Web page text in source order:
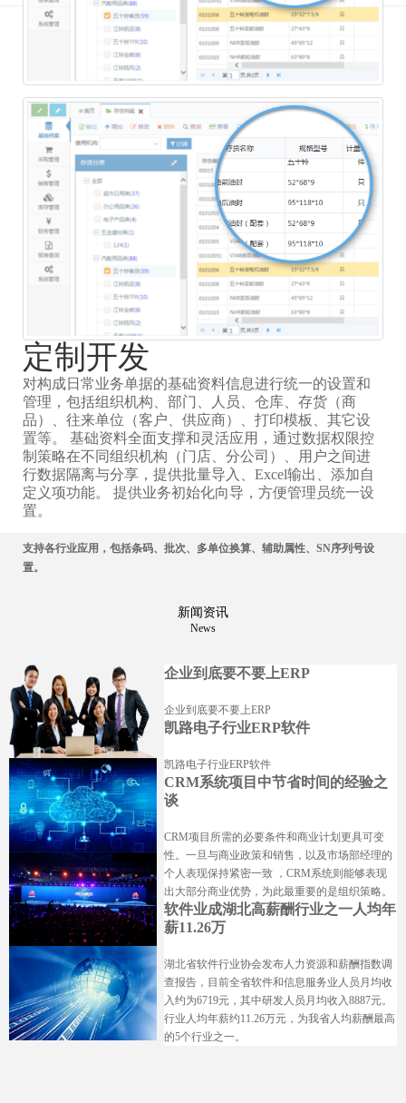
定制开发
对构成日常业务单据的基础资料信息进行统一的设置和
管理，包括组织机构、部门、人员、仓库、存货（商
品）、往来单位（客户、供应商）、打印模板、其它设
置等。 基础资料全面支撑和灵活应用，通过数据权限控
制策略在不同组织机构（门店、分公司）、用户之间进
行数据隔离与分享，提供批量导入、Excel输出、添加自
定义项功能。 提供业务初始化向导，方便管理员统一设
置。
支持各行业应用，包括条码、批次、多单位换算、辅助属性、SN序列号设
置。
新闻资讯
News
企业到底要不要上ERP
企业到底要不要上ERP
凯路电子行业ERP软件
凯路电子行业ERP软件
CRM系统项目中节省时间的经验之
谈
CRM项目所需的必要条件和商业计划更具可变
性。一旦与商业政策和销售，以及市场部经理的
个人表现保持紧密一致 ，CRM系统则能够表现
出大部分商业优势，为此最重要的是组织策略。
软件业成湖北高薪酬行业之一人均年
薪11.26万
湖北省软件行业协会发布人力资源和薪酬指数调
查报告，目前全省软件和信息服务业人员月均收
入约为6719元，其中研发人员月均收入8887元。
行业人均年薪约11.26万元，为我省人均薪酬最高
的5个行业之一。